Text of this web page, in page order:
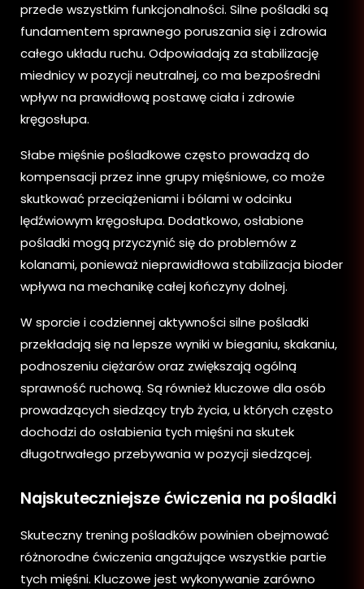
przede wszystkim funkcjonalności. Silne pośladki są
fundamentem sprawnego poruszania się i zdrowia
całego układu ruchu. Odpowiadają za stabilizację
miednicy w pozycji neutralnej, co ma bezpośredni
wpływ na prawidłową postawę ciała i zdrowie
kręgosłupa.
Słabe mięśnie pośladkowe często prowadzą do
kompensacji przez inne grupy mięśniowe, co może
skutkować przeciążeniami i bólami w odcinku
lędźwiowym kręgosłupa. Dodatkowo, osłabione
pośladki mogą przyczynić się do problemów z
kolanami, ponieważ nieprawidłowa stabilizacja bioder
wpływa na mechanikę całej kończyny dolnej.
W sporcie i codziennej aktywności silne pośladki
przekładają się na lepsze wyniki w bieganiu, skakaniu,
podnoszeniu ciężarów oraz zwiększają ogólną
sprawność ruchową. Są również kluczowe dla osób
prowadzących siedzący tryb życia, u których często
dochodzi do osłabienia tych mięśni na skutek
długotrwałego przebywania w pozycji siedzącej.
Najskuteczniejsze ćwiczenia na pośladki
Skuteczny trening pośladków powinien obejmować
różnorodne ćwiczenia angażujące wszystkie partie
tych mięśni. Kluczowe jest wykonywanie zarówno